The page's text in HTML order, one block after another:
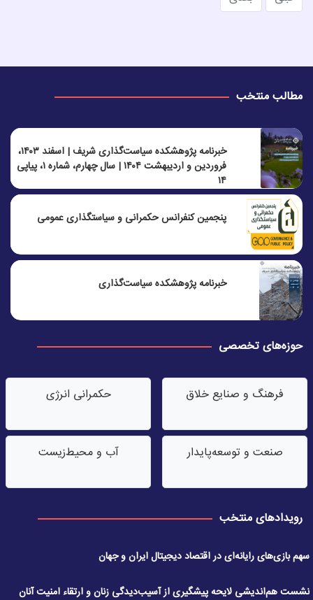
مطالب منتخب
خبرنامه پژوهشکده سیاست‌گذاری شریف | اسفند ۱۴۰۳،
فروردین و اردیبهشت ۱۴۰۴ | سال چهارم، شماره ۱، پیاپی
۱۴
پنجمين كنفرانس حكمرانی و سياستگذاری عمومی
خبرنامه پژوهشکده سیاست‌گذاری
حوزه‌های تخصصی
فرهنگ و صنایع خلاق حکمرانی انرژی
صنعت‌ و توسعه‌پایدار آب‌ و محیط‌زیست
رویدادهای منتخب
سهم بازی‌های رایانه‌ای در اقتصاد دیجیتال ایران و جهان
نشست هم‌اندیشی لایحه پیشگیری از آسیب‌دیدگی زنان و ارتقاء امنیت آنان